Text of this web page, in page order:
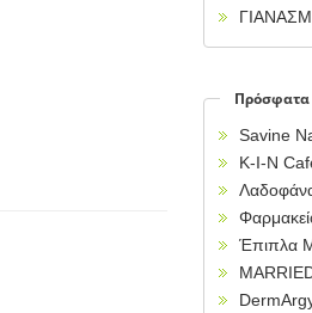
Πρόσφατα
Savine
Κ-Ι-Ν
Έπιπλα